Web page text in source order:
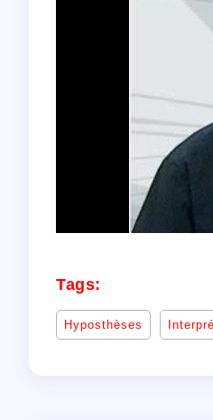
Tags:
Hyposthèses